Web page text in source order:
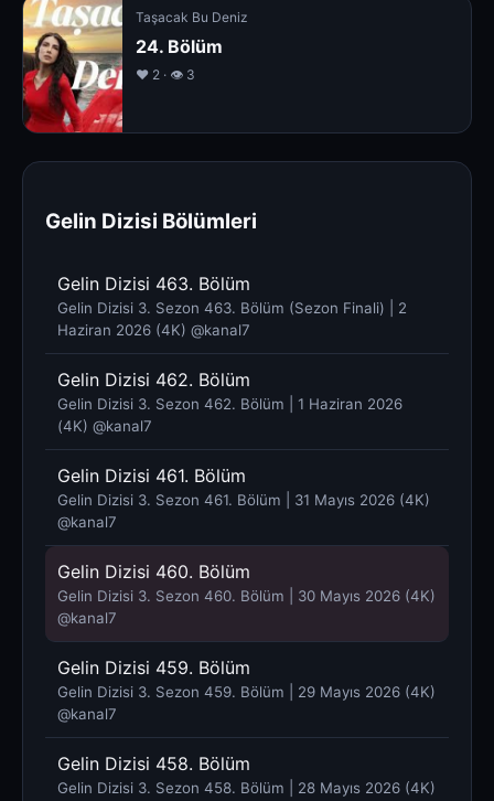
Taşacak Bu Deniz
24. Bölüm
❤️ 2 · 👁 3
Gelin Dizisi Bölümleri
Gelin Dizisi 463. Bölüm
Gelin Dizisi 3. Sezon 463. Bölüm (Sezon Finali) | 2
Haziran 2026 (4K) @kanal7 ​
Gelin Dizisi 462. Bölüm
Gelin Dizisi 3. Sezon 462. Bölüm | 1 Haziran 2026
(4K) @kanal7 ​
Gelin Dizisi 461. Bölüm
Gelin Dizisi 3. Sezon 461. Bölüm | 31 Mayıs 2026 (4K)
@kanal7 ​
Gelin Dizisi 460. Bölüm
Gelin Dizisi 3. Sezon 460. Bölüm | 30 Mayıs 2026 (4K)
@kanal7 ​
Gelin Dizisi 459. Bölüm
Gelin Dizisi 3. Sezon 459. Bölüm | 29 Mayıs 2026 (4K)
@kanal7 ​
Gelin Dizisi 458. Bölüm
Gelin Dizisi 3. Sezon 458. Bölüm | 28 Mayıs 2026 (4K)